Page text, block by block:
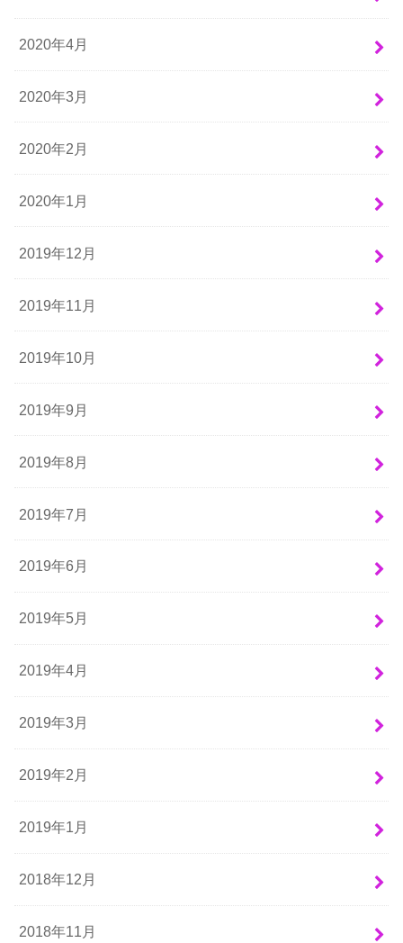
2020年4月
2020年3月
2020年2月
2020年1月
2019年12月
2019年11月
2019年10月
2019年9月
2019年8月
2019年7月
2019年6月
2019年5月
2019年4月
2019年3月
2019年2月
2019年1月
2018年12月
2018年11月